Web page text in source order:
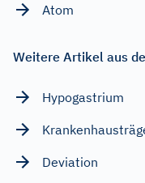
Atom
Weitere Artikel aus
Hypogastrium
Deviation